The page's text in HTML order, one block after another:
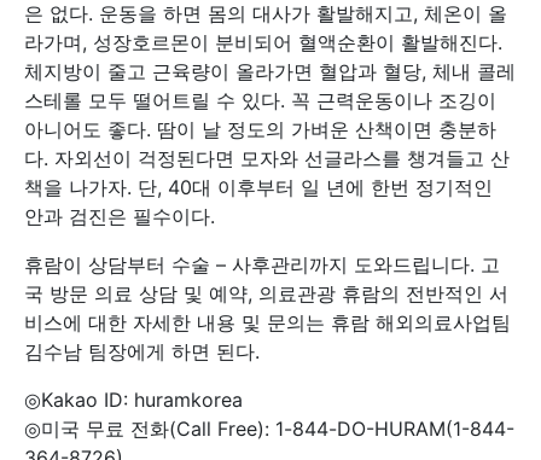
은 없다. 운동을 하면 몸의 대사가 활발해지고, 체온이 올
라가며, 성장호르몬이 분비되어 혈액순환이 활발해진다.
체지방이 줄고 근육량이 올라가면 혈압과 혈당, 체내 콜레
스테롤 모두 떨어트릴 수 있다. 꼭 근력운동이나 조깅이
아니어도 좋다. 땀이 날 정도의 가벼운 산책이면 충분하
다. 자외선이 걱정된다면 모자와 선글라스를 챙겨들고 산
책을 나가자. 단, 40대 이후부터 일 년에 한번 정기적인
안과 검진은 필수이다.
휴람이 상담부터 수술 – 사후관리까지 도와드립니다. 고
국 방문 의료 상담 및 예약, 의료관광 휴람의 전반적인 서
비스에 대한 자세한 내용 및 문의는 휴람 해외의료사업팀
김수남 팀장에게 하면 된다.
◎Kakao ID: huramkorea
◎미국 무료 전화(Call Free): 1-844-DO-HURAM(1-844-